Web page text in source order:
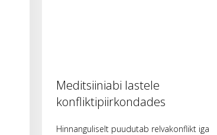
Meditsiiniabi lastele
konfliktipiirkondades
Hinnanguliselt puudutab relvakonflikt iga